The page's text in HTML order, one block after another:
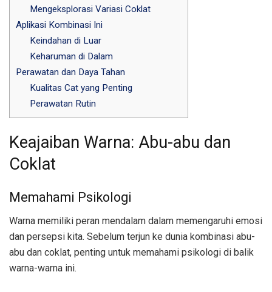
Mengeksplorasi Variasi Coklat
Aplikasi Kombinasi Ini
Keindahan di Luar
Keharuman di Dalam
Perawatan dan Daya Tahan
Kualitas Cat yang Penting
Perawatan Rutin
Keajaiban Warna: Abu-abu dan
Coklat
Memahami Psikologi
Warna memiliki peran mendalam dalam memengaruhi emosi
dan persepsi kita. Sebelum terjun ke dunia kombinasi abu-
abu dan coklat, penting untuk memahami psikologi di balik
warna-warna ini.